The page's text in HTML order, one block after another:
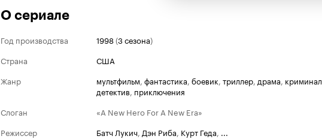
О сериале
Год производства 1998(3 сезона)
Страна
США
Жанр
мультфильм, фантастика, боевик, триллер, драма, криминал
детектив, приключения
Слоган
«A New Hero For A New Era»
Режиссер
Батч Лукич, Дэн Риба, Курт Геда, ...